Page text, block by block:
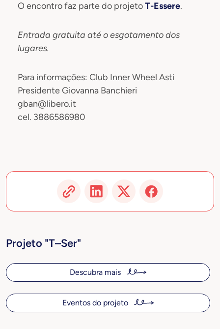
O encontro faz parte do projetoT-Essere.
Entrada gratuita até o esgotamento dos
lugares.
Para informações: Club Inner Wheel Asti
Presidente Giovanna Banchieri
gban@libero.it
cel. 3886586980
Projeto "T–Ser"
Descubra mais
Eventos do projeto